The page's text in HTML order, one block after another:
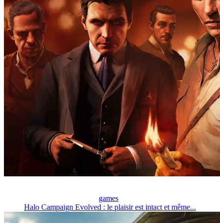
games
Halo Campaign Evolved : le plaisir est intact et même...